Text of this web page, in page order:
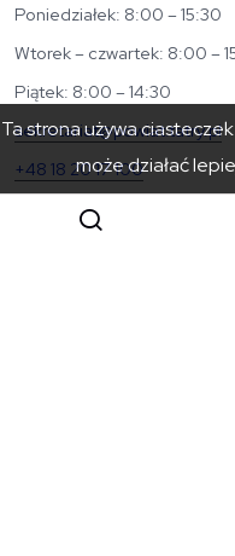
Poniedziałek: 8:00 – 15:30
Wtorek – czwartek: 8:00 –
Piątek: 8:00 – 14:30
sekretariat@powiat.tatry.pl
+48 18 20 17 100
+48 18 20 01 001
Ta strona używa
może działać